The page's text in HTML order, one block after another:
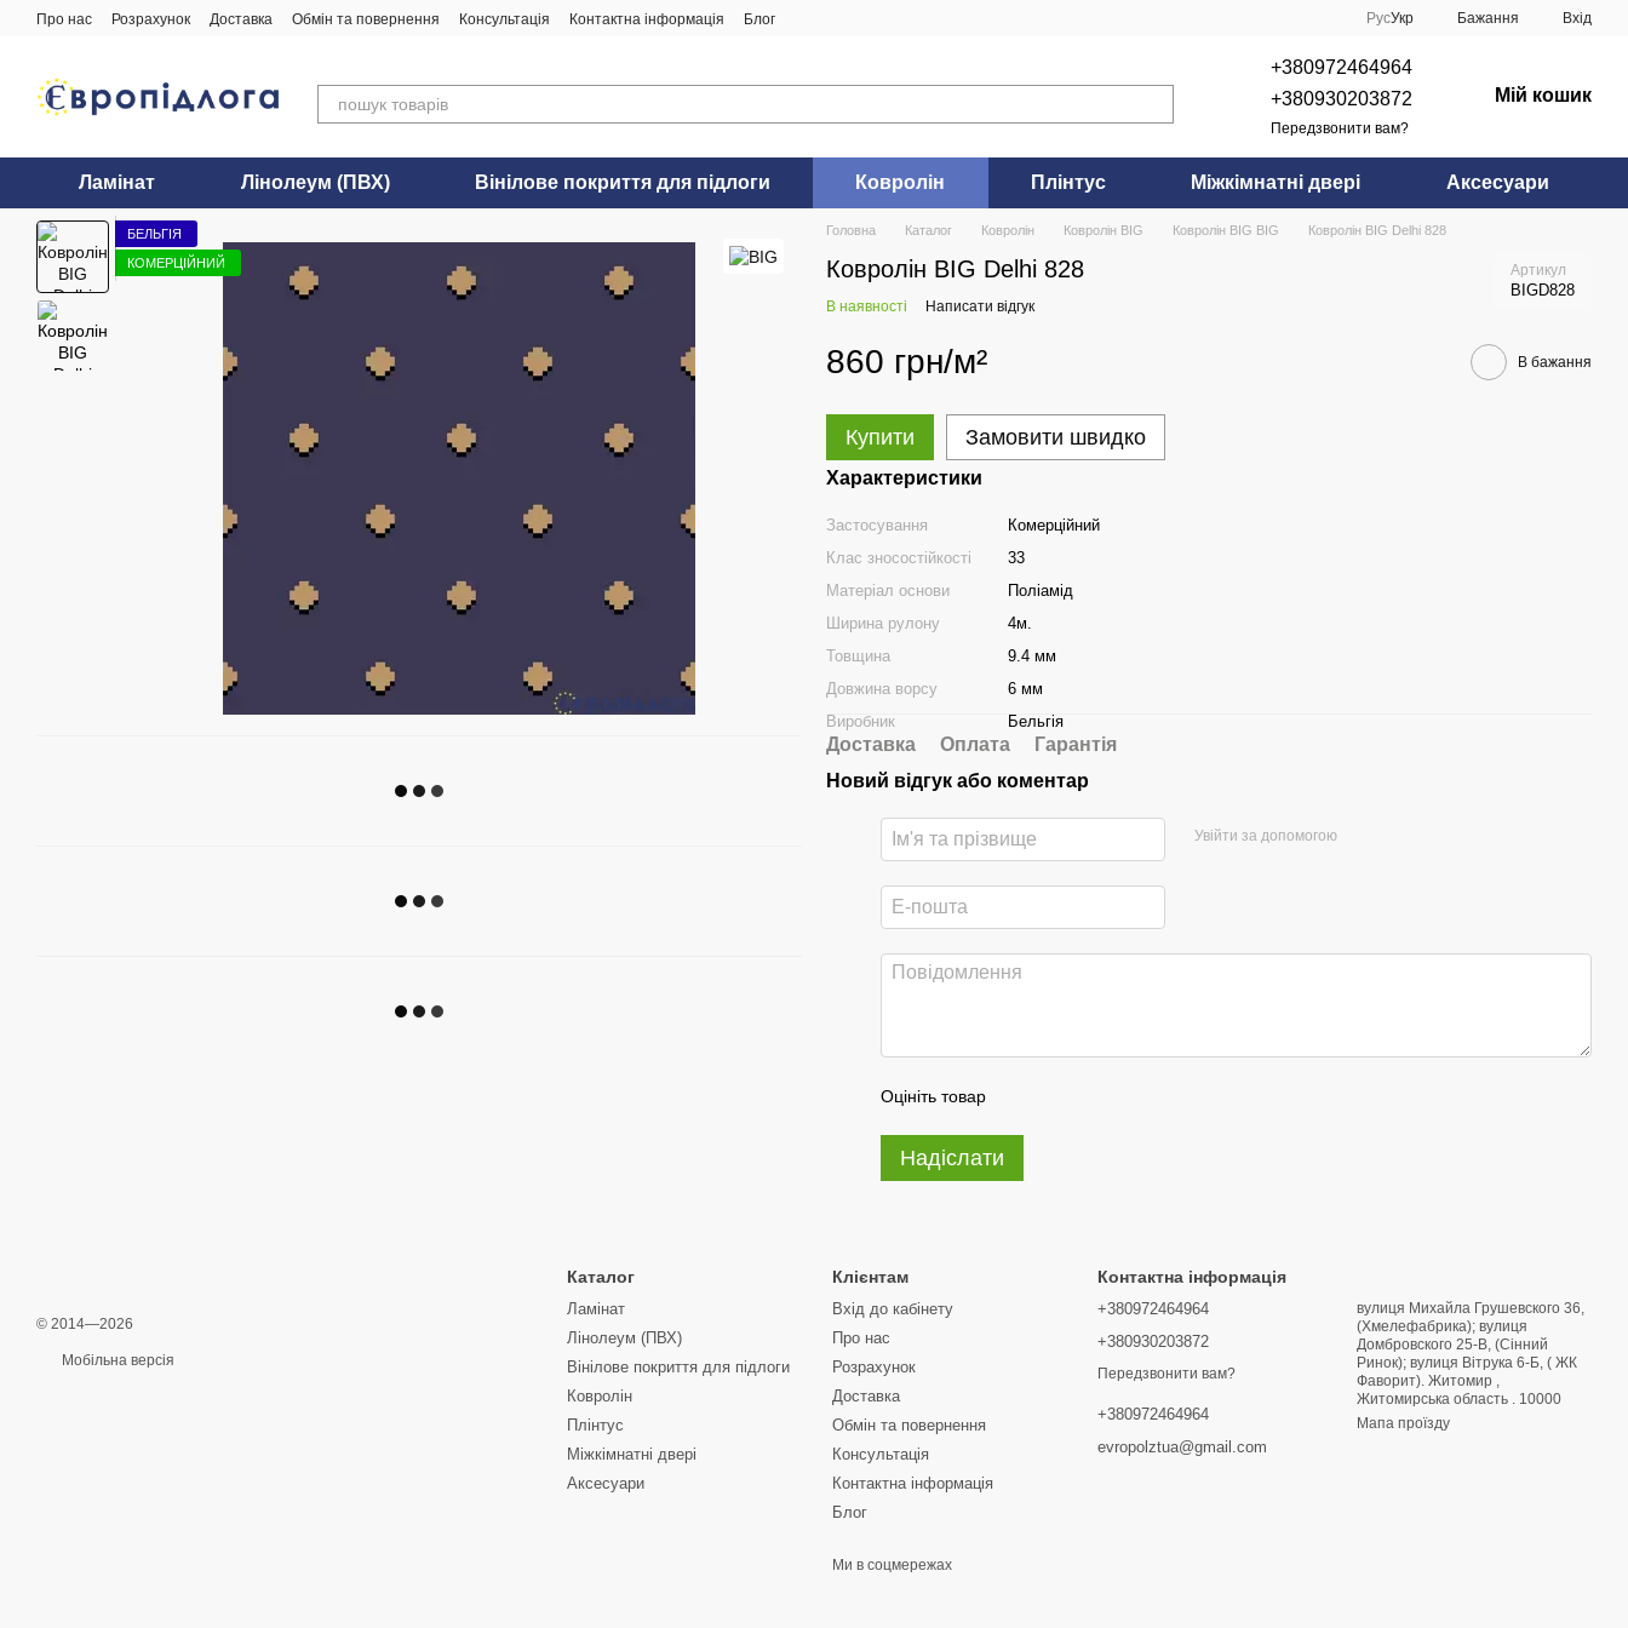
Перейти до основного контенту
Про нас Розрахунок Доставка Обмін та повернення Консультація Контактна інформація Блог РусУкр Бажання Вхід
+380972464964
+380930203872
Передзвонити вам?
Мій кошик
Ламінат Лінолеум (ПВХ) Вінілове покриття для підлоги Ковролін Плінтус Міжкімнатні двері Аксесуари
БЕЛЬГІЯ
КОМЕРЦІЙНИЙ
Головна Каталог Ковролін Ковролін BIG Ковролін BIG BIG Ковролін BIG Delhi 828
Ковролін BIG Delhi 828 Артикул
BIGD828
В наявності Написати відгук
860 грн/м² В бажання
Купити Замовити швидко
Характеристики
Застосування
Комерційний
Клас зносостійкості
33
Матеріал основи
Поліамід
Ширина рулону
4м.
Товщина
9.4 мм
Довжина ворсу
6 мм
Виробник
Бельгія
Доставка Оплата
Гарантія
Новий відгук або коментар
Увійти за допомогою
Оцініть товар
Надіслати
© 2014—2026
Мобільна версія
Каталог
Ламінат
Лінолеум (ПВХ)
Вінілове покриття для підлоги
Ковролін
Плінтус
Міжкімнатні двері
Аксесуари
Клієнтам
Вхід до кабінету
Про нас
Розрахунок
Доставка
Обмін та повернення
Консультація
Контактна інформація
Блог
Ми в соцмережах
Контактна інформація
+380972464964
+380930203872
Передзвонити вам?
+380972464964
evropolztua@gmail.com
вулиця Михайла Грушевского 36,
(Хмелефабрика); вулиця
Домбровского 25-В, (Сінний
Ринок); вулиця Вітрука 6-Б, ( ЖК
Фаворит). Житомир ,
Житомирська область . 10000
Мапа проїзду